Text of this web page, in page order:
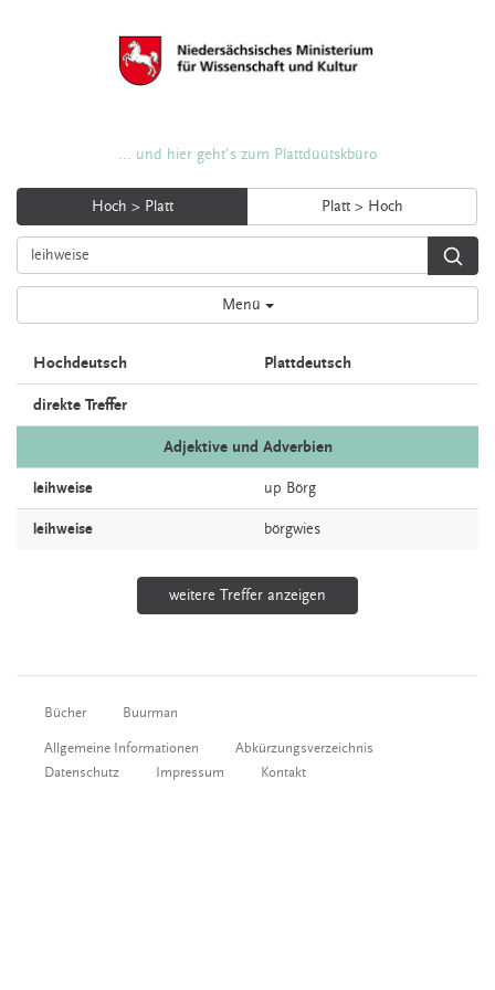
... und hier geht's zum Plattdüütskbüro
Hoch > Platt Platt > Hoch
Menü
Hochdeutsch Plattdeutsch
direkte Treffer
Adjektive und Adverbien
leihweise up Börg
leihweise börgwies
weitere Treffer anzeigen
Bücher Buurman
Allgemeine Informationen
Abkürzungsverzeichnis
Datenschutz
Impressum Kontakt